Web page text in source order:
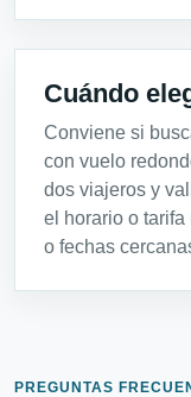
Cuándo
Conviene si
con vuelo
dos viajeros y
el horario o
o fechas
PREGUNTAS